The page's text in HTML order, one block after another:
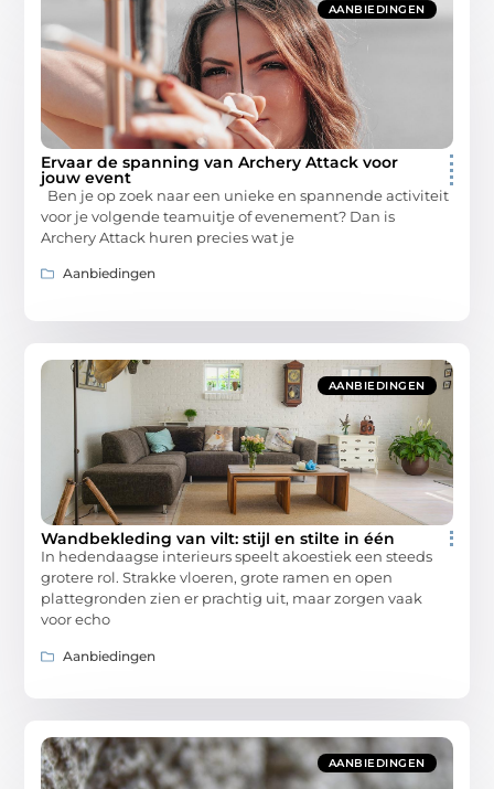
AANBIEDINGEN
Ervaar de spanning van Archery Attack voor
jouw event
Ben je op zoek naar een unieke en spannende activiteit
voor je volgende teamuitje of evenement? Dan is
Archery Attack huren precies wat je
Aanbiedingen
AANBIEDINGEN
Wandbekleding van vilt: stijl en stilte in één
In hedendaagse interieurs speelt akoestiek een steeds
grotere rol. Strakke vloeren, grote ramen en open
plattegronden zien er prachtig uit, maar zorgen vaak
voor echo
Aanbiedingen
AANBIEDINGEN